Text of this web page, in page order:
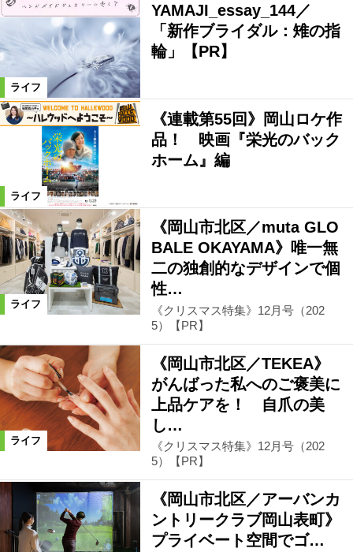
ライフ
YAMAJI_essay_144／
「新作ブライダル：雉の指
輪」【PR】
ライフ
《連載第55回》岡山ロケ作
品！ 映画『栄光のバック
ホーム』編
ライフ
《岡山市北区／muta GLO
BALE OKAYAMA》唯一無
二の独創的なデザインで個
性…
《クリスマス特集》12月号（202
5）【PR】
ライフ
《岡山市北区／TEKEA》
がんばった私へのご褒美に
上品ケアを！ 自爪の美
し…
《クリスマス特集》12月号（202
5）【PR】
《岡山市北区／アーバンカ
ントリークラブ岡山表町》
プライベート空間でゴ…